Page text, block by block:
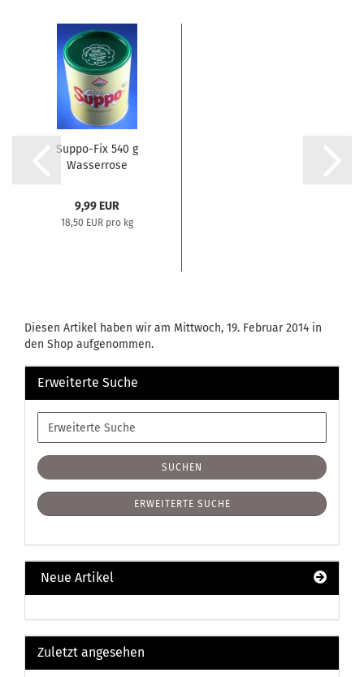
Suppo-Fix 540 g
Wasserrose
9,99 EUR
18,50 EUR pro kg
Diesen Artikel haben wir am Mittwoch, 19. Februar 2014 in
den Shop aufgenommen.
Erweiterte Suche
Erweiterte
Suche
SUCHEN
ERWEITERTE SUCHE
Neue Artikel
Zuletzt angesehen